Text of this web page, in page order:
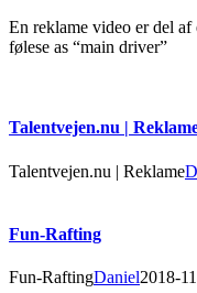
En reklame video er del
følese as “main driver”
Talentvejen.nu |
Talentvejen.nu | Reklame
Fun-Rafting
Fun-RaftingDaniel2018-